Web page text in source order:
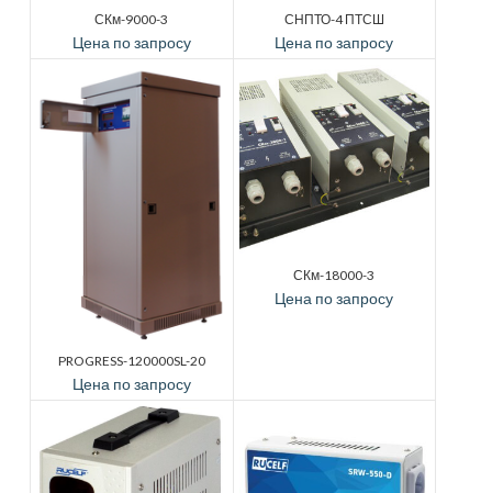
СКм-9000-3
Цена по запросу
СНПТО-4 ПТСШ
Цена по запросу
PROGRESS-120000SL-20
Цена по запросу
СКм-18000-3
Цена по запросу